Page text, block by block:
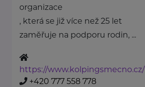
organizace
, která se již více než 25 let
zaměřuje na podporu rodin, ...
https://www.kolpingsmecno.cz/
+420 777 558 778